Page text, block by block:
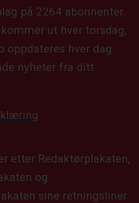
på 2264 abonnenter.
ut hver torsdag,
oppdateres hver dag
nyheter fra ditt
etter Redaktørplakaten,
og
sine retningsliner